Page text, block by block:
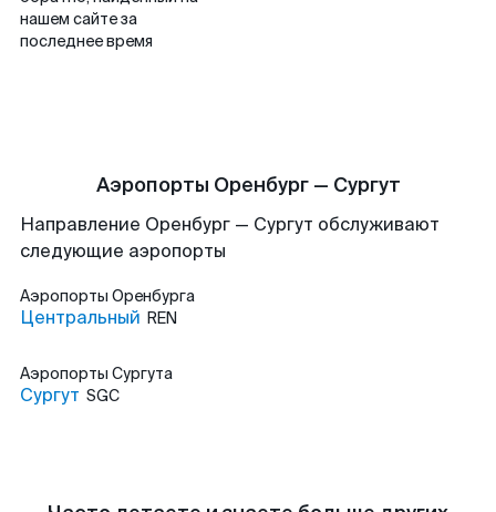
нашем сайте за
последнее время
Аэропорты Оренбург — Сургут
Направление Оренбург — Сургут обслуживают
следующие аэропорты
Аэропорты Оренбурга
Центральный REN
Аэропорты Сургута
Сургут SGC